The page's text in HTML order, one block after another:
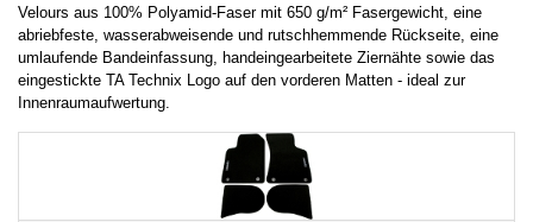
Velours aus 100% Polyamid-Faser mit 650 g/m² Fasergewicht, eine
abriebfeste, wasserabweisende und rutschhemmende Rückseite, eine
umlaufende Bandeinfassung, handeingearbeitete Ziernähte sowie das
eingestickte TA Technix Logo auf den vorderen Matten - ideal zur
Innenraumaufwertung.